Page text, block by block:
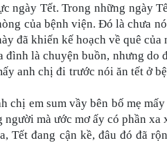
ngày Tết. Trong những ngày
của bệnh viện. Đó là chưa
đã khiến kế hoạch về quê
đình là chuyện buồn, nhưng
anh chị đi trước nói ăn tết ở
chị em sum vầy bên bố mẹ
người mà ước mơ ấy có phần
Tết đang cận kề, đâu đó đã